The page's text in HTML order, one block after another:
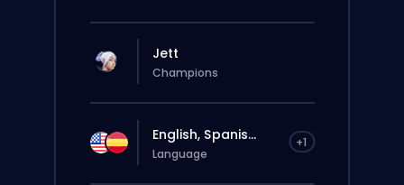
Jett
Champions
English, Spanis... +1
Language